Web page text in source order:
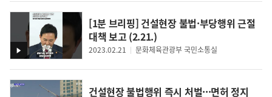
영
상
[1분 브리핑] 건설현장 불법·부당행위 근절
대책 보고 (2.21.)
2023.02.21 문화체육관광부 국민소통실
건설현장 불법행위 즉시 처벌···면허 정지